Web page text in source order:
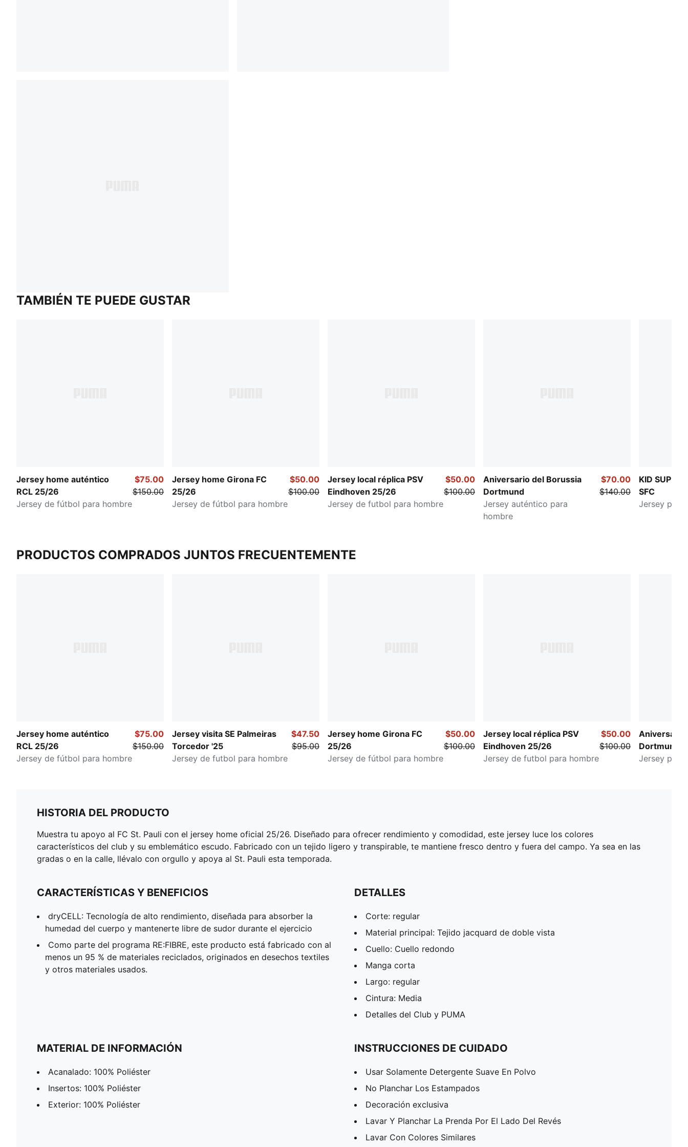
TAMBIÉN TE PUEDE GUSTAR
Jersey home auténtico
RCL 25/26
Jersey de fútbol para hombre
$75.00
$150.00
Jersey home Girona FC
25/26
Jersey de fútbol para hombre
$50.00
$100.00
Jersey local réplica PSV
Eindhoven 25/26
Jersey de futbol para hombre
$50.00
$100.00
Aniversario del Borussia
Dortmund
Jersey auténtico para
hombre
$70.00
$140.00
KID SUPER
SFC
Jersey para
PRODUCTOS COMPRADOS JUNTOS FRECUENTEMENTE
Jersey home auténtico
RCL 25/26
Jersey de fútbol para hombre
$75.00
$150.00
Jersey visita SE Palmeiras
Torcedor '25
Jersey de futbol para hombre
$47.50
$95.00
Jersey home Girona FC
25/26
Jersey de fútbol para hombre
$50.00
$100.00
Jersey local réplica PSV
Eindhoven 25/26
Jersey de futbol para hombre
$50.00
$100.00
Aniversario
Dortmund
Jersey para
HISTORIA DEL PRODUCTO
Muestra tu apoyo al FC St. Pauli con el jersey home oficial 25/26. Diseñado para ofrecer rendimiento y comodidad, este jersey luce los colores
característicos del club y su emblemático escudo. Fabricado con un tejido ligero y transpirable, te mantiene fresco dentro y fuera del campo. Ya sea en las
gradas o en la calle, llévalo con orgullo y apoya al St. Pauli esta temporada.
CARACTERÍSTICAS Y BENEFICIOS
dryCELL: Tecnología de alto rendimiento, diseñada para absorber la
humedad del cuerpo y mantenerte libre de sudor durante el ejercicio
Como parte del programa RE:FIBRE, este producto está fabricado con al
menos un 95 % de materiales reciclados, originados en desechos textiles
y otros materiales usados.
DETALLES
Corte: regular
Material principal: Tejido jacquard de doble vista
Cuello: Cuello redondo
Manga corta
Largo: regular
Cintura: Media
Detalles del Club y PUMA
MATERIAL DE INFORMACIÓN
Acanalado: 100% Poliéster
Insertos: 100% Poliéster
Exterior: 100% Poliéster
INSTRUCCIONES DE CUIDADO
Usar Solamente Detergente Suave En Polvo
No Planchar Los Estampados
Decoración exclusiva
Lavar Y Planchar La Prenda Por El Lado Del Revés
Lavar Con Colores Similares